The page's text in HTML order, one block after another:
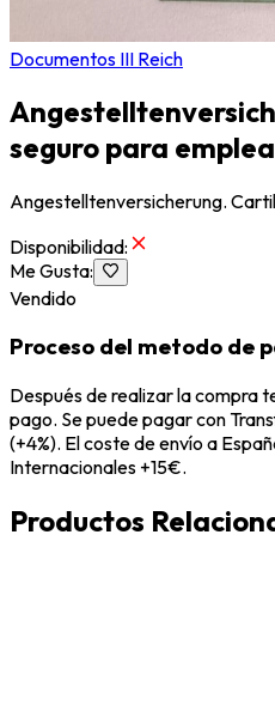
Documentos III Reich
seguro para
Angestelltenversicherung.
Disponibilidad:
Me Gusta:
Vendido
Proceso del metodo de
Después de realizar la compra
pago. Se puede pagar con
(+4%). El coste de envío a
Internacionales +15€.
Productos